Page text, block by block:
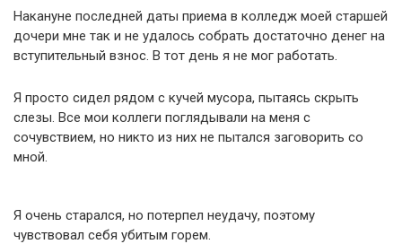
Накануне последней даты приема в колледж моей старшей
дочери мне так и не удалось собрать достаточно денег на
вступительный взнос. В тот день я не мог работать.
Я просто сидел рядом с кучей мусора, пытаясь скрыть
слезы. Все мои коллеги поглядывали на меня с
сочувствием, но никто из них не пытался заговорить со
мной.
Я очень старался, но потерпел неудачу, поэтому
чувствовал себя убитым горем.